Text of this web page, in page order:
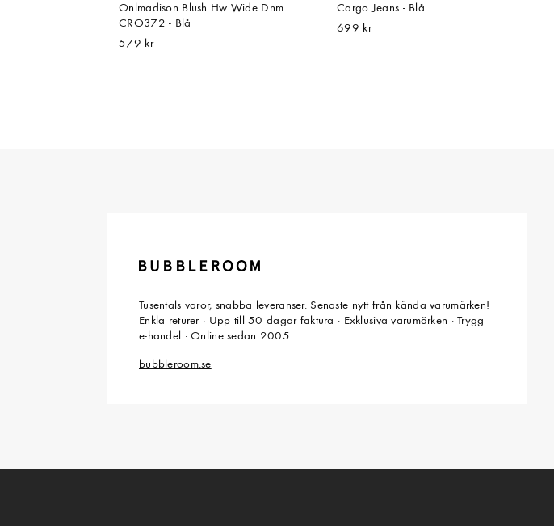
Onlmadison Blush Hw Wide Dnm
CRO372 - Blå
579 kr
Cargo Jeans - Blå
699 kr
Tusentals varor, snabba leveranser. Senaste nytt från kända varumärken!
Enkla returer · Upp till 50 dagar faktura · Exklusiva varumärken · Trygg
e-handel · Online sedan 2005
bubbleroom.se